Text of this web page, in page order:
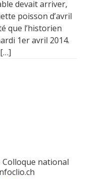
devait arriver,
poisson d’avril
que l’historien
1er avril 2014.
national